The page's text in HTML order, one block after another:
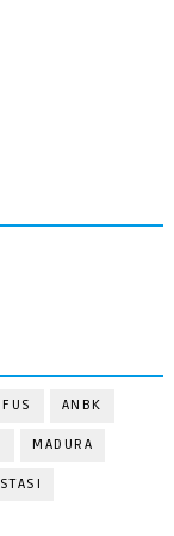
ANBK
MADURA